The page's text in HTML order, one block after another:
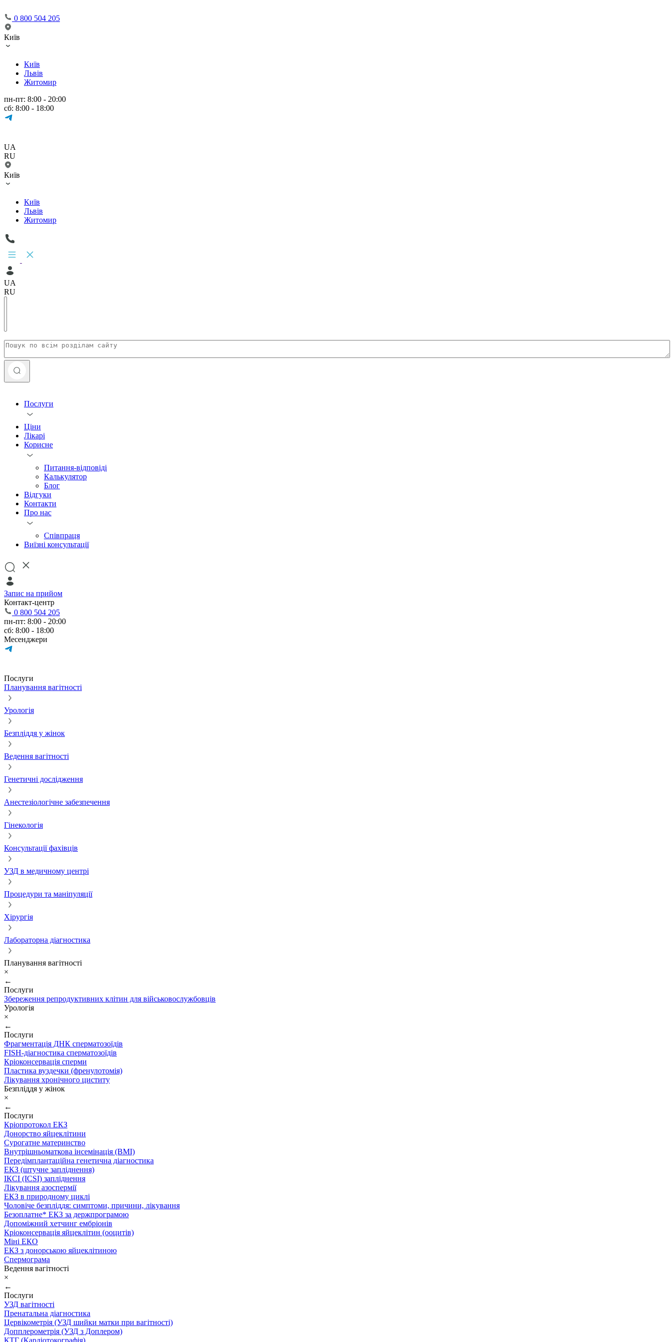
0 800 504 205
Київ
Київ
Львів
Житомир
пн-пт: 8:00 - 20:00
сб: 8:00 - 18:00
UA
RU
Київ
Київ
Львів
Житомир
UA
RU
Послуги
Ціни
Лікарі
Корисне
Питання-відповіді
Калькулятор
Блог
Відгуки
Контакти
Про нас
Співпраця
Виїзні консультації
Запис на прийом
Контакт-центр
0 800 504 205
пн-пт: 8:00 - 20:00
сб: 8:00 - 18:00
Месенджери
Послуги
Планування вагітності
Урологія
Безпліддя у жінок
Ведення вагітності
Генетичні дослідження
Анестезіологічне забезпечення
Гінекологія
Консультації фахівців
УЗД в медичному центрі
Процедури та маніпуляції
Хірургія
Лабораторна діагностика
Планування вагітності
×
←
Послуги
Збереження репродуктивних клітин для військовослужбовців
Урологія
×
←
Послуги
Фрагментація ДНК сперматозоїдів
FISH-діагностика сперматозоїдів
Кріоконсервація сперми
Пластика вуздечки (френулотомія)
Лікування хронічного циститу
Безпліддя у жінок
×
←
Послуги
Кріопротокол ЕКЗ
Донорство яйцеклітини
Сурогатне материнство
Внутрішньоматкова інсемінація (ВМІ)
Передімплантаційна генетична діагностика
ЕКЗ (штучне запліднення)
ІКСІ (ICSI) запліднення
Лікування азоспермії
ЕКЗ в природному циклі
Чоловіче безпліддя: симптоми, причини, лікування
Безоплатне* ЕКЗ за держпрограмою
Допоміжний хетчинг ембріонів
Кріоконсервація яйцеклітин (ооцитів)
Міні ЕКО
ЕКЗ з донорською яйцеклітиною
Спермограма
Ведення вагітності
×
←
Послуги
УЗД вагітності
Пренатальна діагностика
Цервікометрія (УЗД шийки матки при вагітності)
Допплерометрія (УЗД з Доплером)
КТГ (Кардіотокографія)